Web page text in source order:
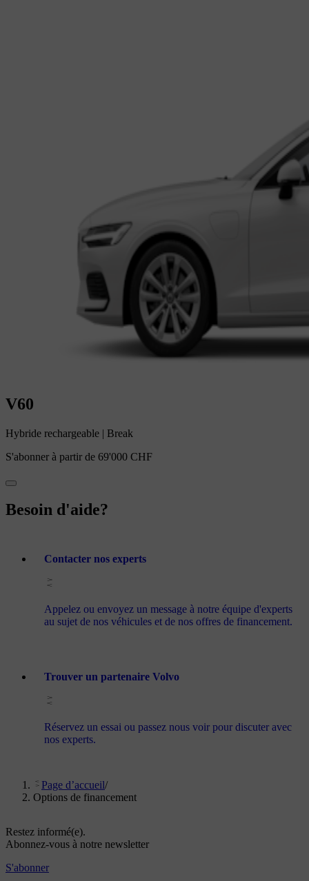
V60
Hybride rechargeable | Break
S'abonner à partir de 69'000 CHF
Besoin d'aide?
Contacter nos experts
Appelez ou envoyez un message à notre équipe d'experts
au sujet de nos véhicules et de nos offres de financement.
Trouver un partenaire Volvo
Réservez un essai ou passez nous voir pour discuter avec
nos experts.
Page d’accueil/
Options de financement